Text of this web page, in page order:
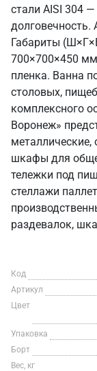
стали AISI 304
долговечность.
Габариты
700×700×450
пленка. Ванна
столовых,
комплексного
Воронеж»
металлические,
шкафы для
тележки под
стеллажи
раздевалок,
Код
Артикул
Цвет
Упаковка
Борт
Вес, кг